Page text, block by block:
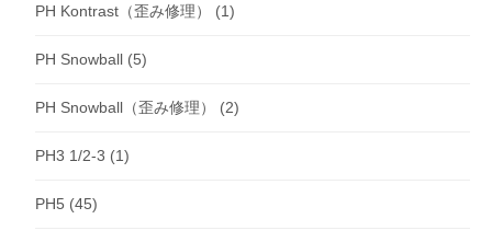
PH Kontrast（歪み修理） (1)
PH Snowball (5)
PH Snowball（歪み修理） (2)
PH3 1/2-3 (1)
PH5 (45)